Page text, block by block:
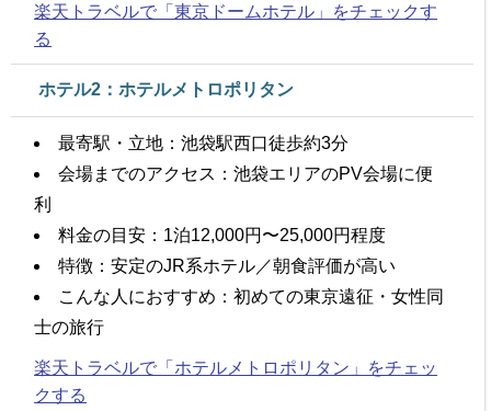
楽天トラベルで「東京ドームホテル」をチェックす
る
ホテル2：ホテルメトロポリタン
最寄駅・立地：池袋駅西口徒歩約3分
会場までのアクセス：池袋エリアのPV会場に便
利
料金の目安：1泊12,000円〜25,000円程度
特徴：安定のJR系ホテル／朝食評価が高い
こんな人におすすめ：初めての東京遠征・女性同
士の旅行
楽天トラベルで「ホテルメトロポリタン」をチェッ
クする